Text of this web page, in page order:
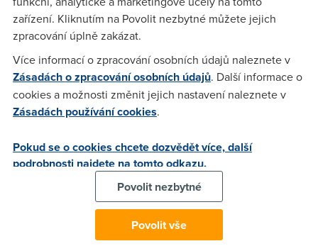
Jak si chránit soukromí na internetu (2):
Webové prohlížeče
Ačkoli je poměrně složité obstarat si na internetu anonymitu,
snížit riziko sledování a narušení soukromí mohou i běžní
uživatelé: stačí se držet několika pravidel a správně si
Zobrazit celý návod
Jak na mobilní připojení k internetu (1):
Typy sítí a připojení notebooku
zařízení. Kliknutím na Povolit nezbytné můžete jejich
zpracování úplně zakázat.
Více informací o zpracování osobních údajů naleznete v
Zásadách o zpracování osobních údajů. Další informace o
cookies a možnosti změnit jejich nastavení naleznete v
Zásadách používání cookies.
Pokud se o cookies chcete dozvědět více, další
podrobnosti najdete na tomto odkazu.
Povolit nezbytné
Povolit vše